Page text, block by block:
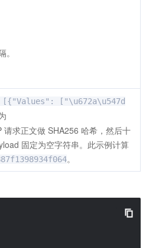
["\u672a\u547d
求正文做 SHA256 哈希，然后十
固定为空字符串。此示例计算
。